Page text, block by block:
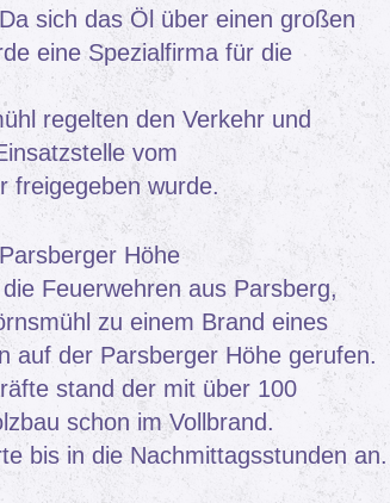
sich das Öl über einen großen
eine Spezialfirma für die
regelten den Verkehr und
vom
freigegeben wurde.
Höhe
Feuerwehren aus Parsberg,
zu einem Brand eines
auf der Parsberger Höhe gerufen.
stand der mit über 100
schon im Vollbrand.
bis in die Nachmittagsstunden an.